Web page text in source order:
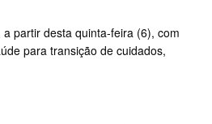
partir desta quinta-feira (6), com
para transição de cuidados,